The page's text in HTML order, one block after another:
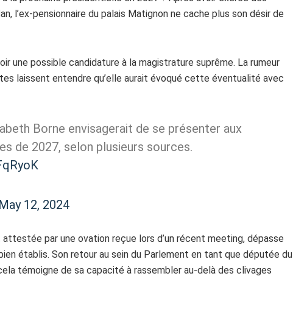
l’ex-pensionnaire du palais Matignon ne cache plus son désir de
une possible candidature à la magistrature suprême. La rumeur
laissent entendre qu’elle aurait évoqué cette éventualité avec
Borne envisagerait de se présenter aux
de 2027, selon plusieurs sources.
May 12, 2024
par une ovation reçue lors d’un récent meeting, dépasse
établis. Son retour au sein du Parlement en tant que députée du
témoigne de sa capacité à rassembler au-delà des clivages